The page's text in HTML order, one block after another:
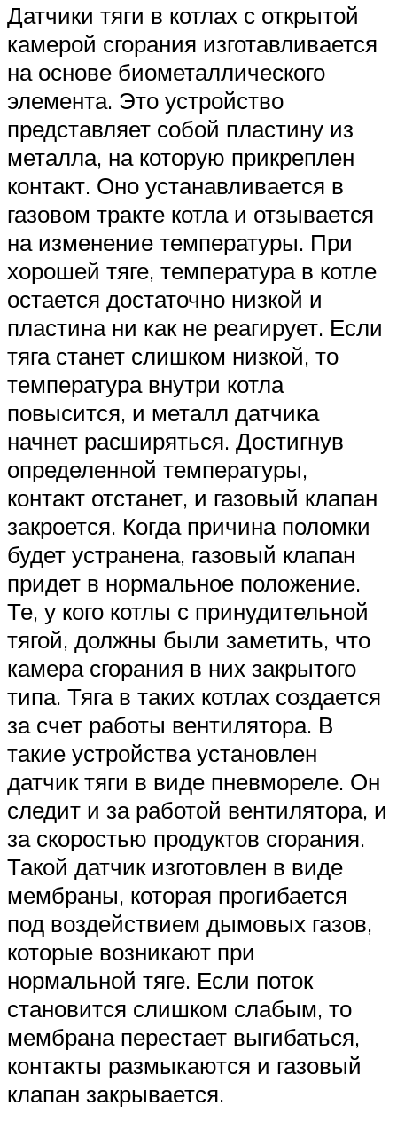
Датчики тяги в котлах с открытой
камерой сгорания изготавливается
на основе биометаллического
элемента. Это устройство
представляет собой пластину из
металла, на которую прикреплен
контакт. Оно устанавливается в
газовом тракте котла и отзывается
на изменение температуры. При
хорошей тяге, температура в котле
остается достаточно низкой и
пластина ни как не реагирует. Если
тяга станет слишком низкой, то
температура внутри котла
повысится, и металл датчика
начнет расширяться. Достигнув
определенной температуры,
контакт отстанет, и газовый клапан
закроется. Когда причина поломки
будет устранена, газовый клапан
придет в нормальное положение.
Те, у кого котлы с принудительной
тягой, должны были заметить, что
камера сгорания в них закрытого
типа. Тяга в таких котлах создается
за счет работы вентилятора. В
такие устройства установлен
датчик тяги в виде пневмореле. Он
следит и за работой вентилятора, и
за скоростью продуктов сгорания.
Такой датчик изготовлен в виде
мембраны, которая прогибается
под воздействием дымовых газов,
которые возникают при
нормальной тяге. Если поток
становится слишком слабым, то
мембрана перестает выгибаться,
контакты размыкаются и газовый
клапан закрывается.